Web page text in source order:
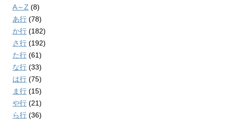
A～Z (8)
あ行 (78)
か行 (182)
さ行 (192)
た行 (61)
な行 (33)
は行 (75)
ま行 (15)
や行 (21)
ら行 (36)